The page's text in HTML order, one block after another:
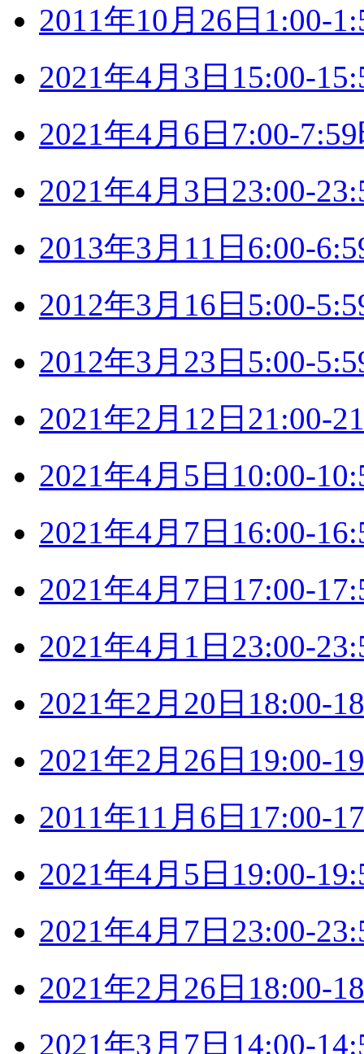
2011年10月26日1:00-
2021年4月3日15:00-
2021年4月6日7:00-
2021年4月3日23:00-
2013年3月11日6:00-
2012年3月16日5:00-
2012年3月23日5:00-
2021年2月12日21:00-
2021年4月5日10:00-
2021年4月7日16:00-
2021年4月7日17:00-
2021年4月1日23:00-
2021年2月20日18:00-
2021年2月26日19:00-
2011年11月6日17:00-
2021年4月5日19:00-
2021年4月7日23:00-
2021年2月26日18:00-
2021年3月7日14:00-